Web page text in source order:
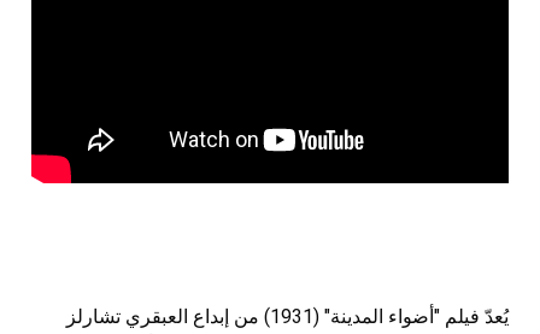
يُعدّ فيلم "أضواء المدينة" (1931) من إبداع العبقري تشارلز